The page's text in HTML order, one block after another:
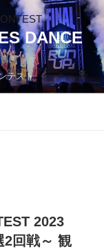
DANCE
テスト
2023
2回戦～ 観